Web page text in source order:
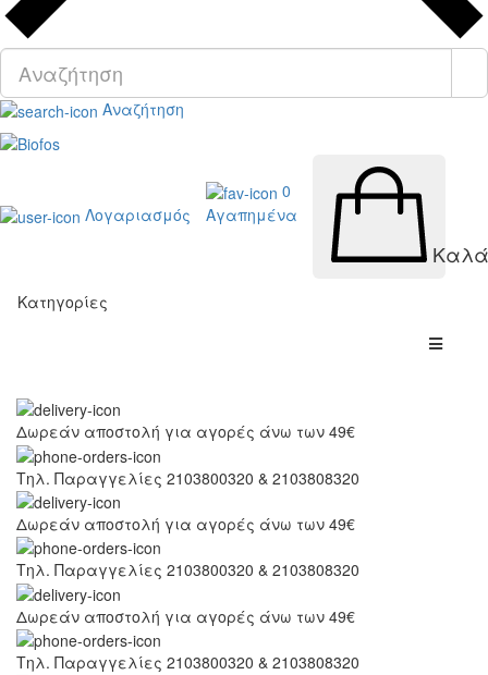
Αναζήτηση
Λογαριασμός
0
Αγαπημένα
Κατηγορίες
Δωρεάν αποστολή για αγορές άνω των 49€
Τηλ. Παραγγελίες 2103800320 & 2103808320
Δωρεάν αποστολή για αγορές άνω των 49€
Τηλ. Παραγγελίες 2103800320 & 2103808320
Δωρεάν αποστολή για αγορές άνω των 49€
Τηλ. Παραγγελίες 2103800320 & 2103808320